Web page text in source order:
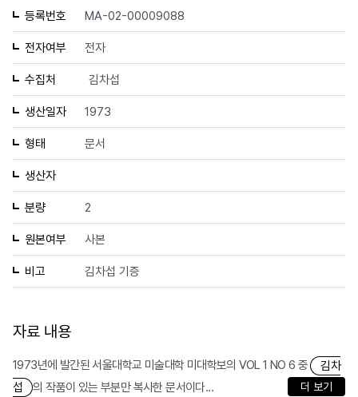
등록번호 MA-02-00009088
전자여부 전자
수집처 김차섭
생산일자 1973
형태 문서
생산자
분량 2
원본여부 사본
비고 김차섭 기증
자료 내용
1973년에 발간된 서울대학교 미술대학 미대학보의 VOL 1 NO 6 중
김차
섭
의 작품이 있는 부분만 복사한 문서이다... 더 보기